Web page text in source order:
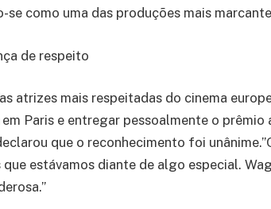
se como uma das produções mais
de respeito
atrizes mais respeitadas do cinema
Paris e entregar pessoalmente o prêmio
que o reconhecimento foi
que estávamos diante de algo especial.